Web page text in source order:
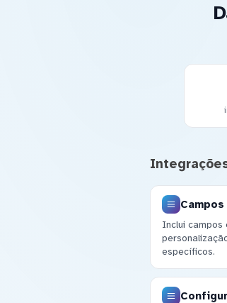
Inclui campos
específicos.